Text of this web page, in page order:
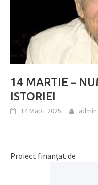
14 MARTIE –
ISTORIEI
14 Март 2025 admin
Proiect finanțat de